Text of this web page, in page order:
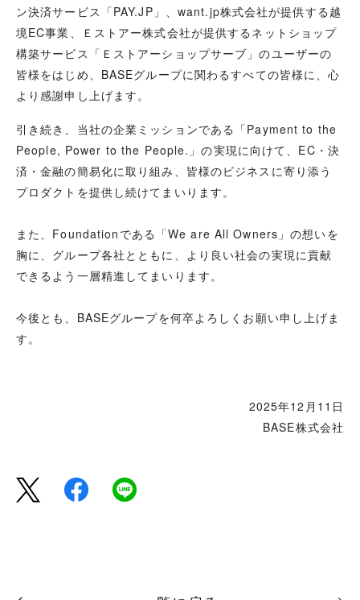
ン決済サービス「PAY.JP」、want.jp株式会社が提供する越
境EC事業、Ｅストアー株式会社が提供するネットショップ
構築サービス「Ｅストアーショップサーブ」のユーザーの
皆様をはじめ、BASEグループに関わるすべての皆様に、心
より感謝申し上げます。
引き続き、当社の企業ミッションである「Payment to the
People, Power to the People.」の実現に向けて、EC・決
済・金融の簡易化に取り組み、皆様のビジネスに寄り添う
プロダクトを提供し続けてまいります。
また、Foundationである「We are All Owners」の想いを
胸に、グループ各社とともに、より良い社会の実現に貢献
できるよう一層精進してまいります。
今後とも、BASEグループを何卒よろしくお願い申し上げま
す。
2025年12月11日
BASE株式会社